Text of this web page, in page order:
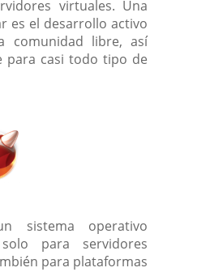
virtuales. Una
es el desarrollo activo
comunidad libre, así
para casi todo tipo de
sistema operativo
para servidores
para plataformas